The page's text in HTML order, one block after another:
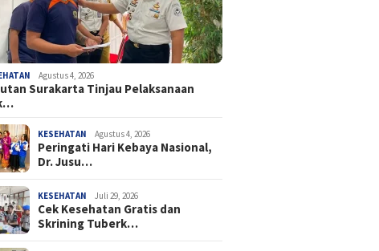
Agustus 4, 2026
Surakarta Tinjau Pelaksanaan
KESEHATAN Agustus 4, 2026
Peringati Hari Kebaya Nasional,
Dr. Jusu…
KESEHATAN Juli 29, 2026
Cek Kesehatan Gratis dan
Skrining Tuberk…